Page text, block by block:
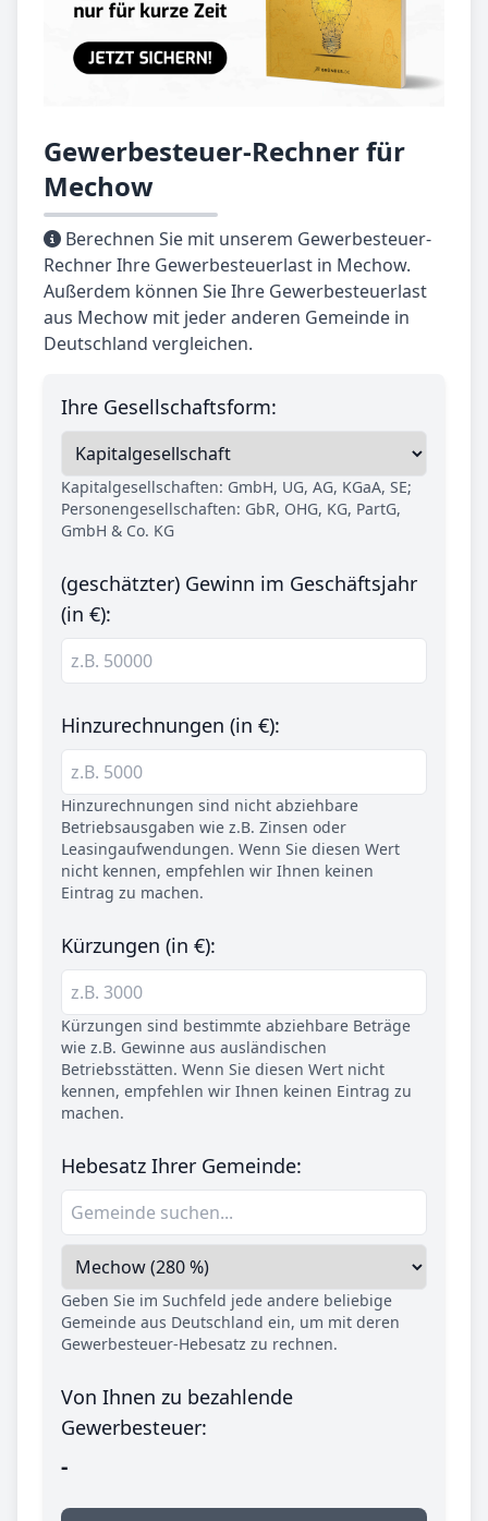
Gewerbesteuer-Rechner für
Mechow
Berechnen Sie mit unserem Gewerbesteuer-
Rechner Ihre Gewerbesteuerlast in Mechow.
Außerdem können Sie Ihre Gewerbesteuerlast
aus Mechow mit jeder anderen Gemeinde in
Deutschland vergleichen.
Ihre Gesellschaftsform:
Kapitalgesellschaften: GmbH, UG, AG, KGaA, SE;
Personengesellschaften: GbR, OHG, KG, PartG,
GmbH & Co. KG
(geschätzter) Gewinn im Geschäftsjahr
(in €):
Hinzurechnungen (in €):
Hinzurechnungen sind nicht abziehbare
Betriebsausgaben wie z.B. Zinsen oder
Leasingaufwendungen. Wenn Sie diesen Wert
nicht kennen, empfehlen wir Ihnen keinen
Eintrag zu machen.
Kürzungen (in €):
Kürzungen sind bestimmte abziehbare Beträge
wie z.B. Gewinne aus ausländischen
Betriebsstätten. Wenn Sie diesen Wert nicht
kennen, empfehlen wir Ihnen keinen Eintrag zu
machen.
Hebesatz Ihrer Gemeinde:
Geben Sie im Suchfeld jede andere beliebige
Gemeinde aus Deutschland ein, um mit deren
Gewerbesteuer-Hebesatz zu rechnen.
Von Ihnen zu bezahlende
Gewerbesteuer:
-